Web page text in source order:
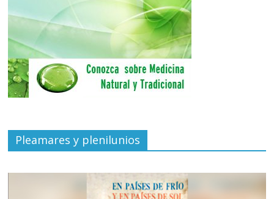
Pleamares y plenilunios